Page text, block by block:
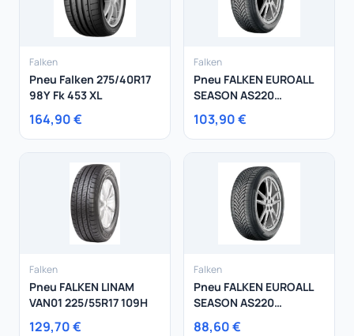
Falken
Pneu Falken 275/40R17
98Y Fk 453 XL
164,90 €
Falken
Pneu FALKEN EUROALL
SEASON AS220
215/65R17 103V
103,90 €
Falken
Pneu FALKEN LINAM
VAN01 225/55R17 109H
129,70 €
Falken
Pneu FALKEN EUROALL
SEASON AS220
205/65R16 95H
88,60 €